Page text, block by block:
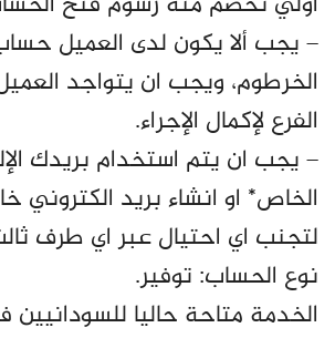
– يجب ألا يكون لدى العميل
الخرطوم، ويجب ان يتواجد
الفرع لإكمال الإجراء.
– يجب ان يتم استخدام بريدك
الخاص* او انشاء بريد
لتجنب اي احتيال عبر اي طرف
نوع الحساب: توفير.
الخدمة متاحة حاليا